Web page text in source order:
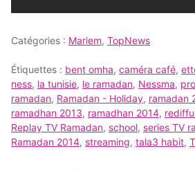
Catégories : Mariem, TopNews
Étiquettes : bent omha, caméra café,
ness, la tunisie, le ramadan, Nessma,
ramadan, Ramadan - Holiday, ramadan
ramadhan 2013, ramadhan 2014,
Replay TV Ramadan, school, series TV
Ramadan 2014, streaming, tala3 habit,